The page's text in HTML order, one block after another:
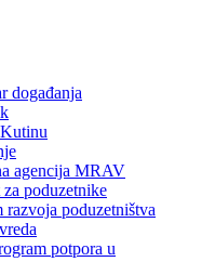
događanja
agencija MRAV
poduzetnike
razvoja poduzetništva
potpora u